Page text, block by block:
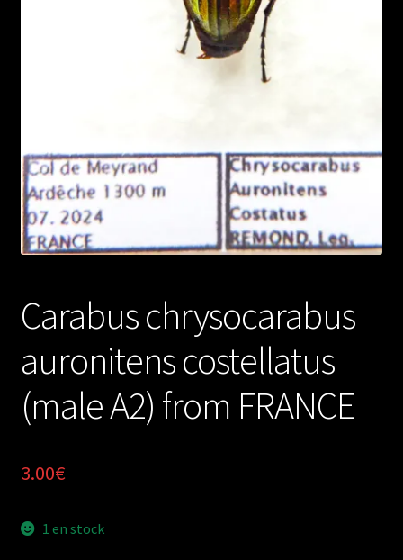
Carabus chrysocarabus
auronitens costellatus
(male A2) from FRANCE
3.00€
1 en stock